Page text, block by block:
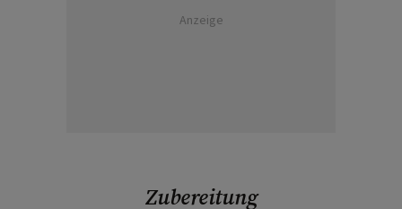
Anzeige
Zubereitung